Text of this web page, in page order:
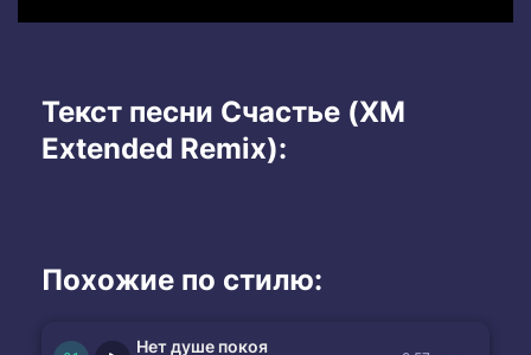
Текст песни Счастье (XM
Extended Remix):
Похожие по стилю:
Нет душе покоя